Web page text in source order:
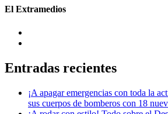
El Extramedios
Entradas recientes
¡A apagar emergencias con toda la
sus cuerpos de bomberos con 18